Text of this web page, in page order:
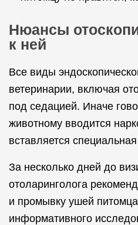
Нюансы
к ней
Все виды
ветеринарии, включая
под седацией. Иначе
животному вводится
вставляется
За несколько дней до
отоларинголога
и промывку ушей
информативного